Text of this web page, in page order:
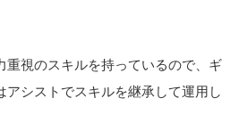
重視のスキルを持っているので、ギ
アシストでスキルを継承して運用し